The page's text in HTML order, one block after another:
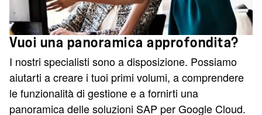
Vuoi una panoramica approfondita?
I nostri specialisti sono a disposizione. Possiamo
aiutarti a creare i tuoi primi volumi, a comprendere
le funzionalità di gestione e a fornirti una
panoramica delle soluzioni SAP per Google Cloud.